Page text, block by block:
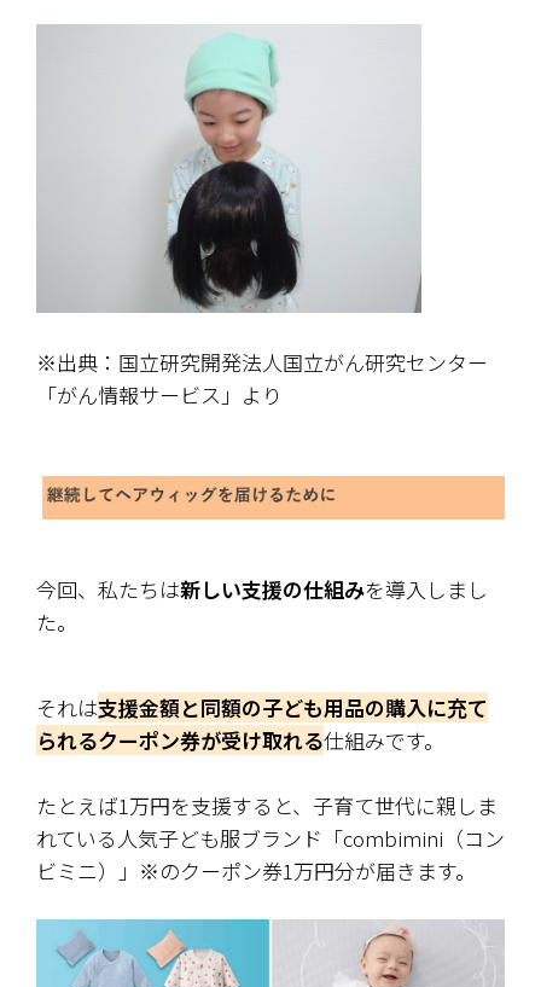
※出典：国立研究開発法人国立がん研究センター
「がん情報サービス」より
今回、私たちは新しい支援の仕組みを導入しまし
た。
それは支援金額と同額の子ども用品の購入に充て
られるクーポン券が受け取れる仕組みです。
たとえば1万円を支援すると、子育て世代に親しま
れている人気子ども服ブランド「combimini（コン
ビミニ）」※のクーポン券1万円分が届きます。